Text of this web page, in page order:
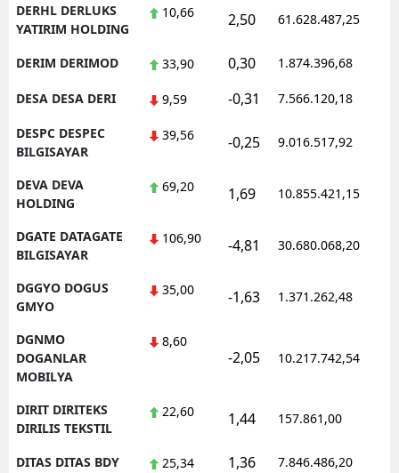
DERHL DERLUKS
YATIRIM HOLDING
10,66 2,50 61.628.487,25
DERIM DERIMOD 33,90 0,30 1.874.396,68
DESA DESA DERI 9,59 -0,31 7.566.120,18
DESPC DESPEC
BILGISAYAR
39,56 -0,25 9.016.517,92
DEVA DEVA
HOLDING
69,20 1,69 10.855.421,15
DGATE DATAGATE
BILGISAYAR
106,90 -4,81 30.680.068,20
DGGYO DOGUS
GMYO
35,00 -1,63 1.371.262,48
DGNMO
DOGANLAR
MOBILYA
8,60
-2,05 10.217.742,54
DIRIT DIRITEKS
DIRILIS TEKSTIL
22,60 1,44 157.861,00
DITAS DITAS BDY 25,34 1,36 7.846.486,20